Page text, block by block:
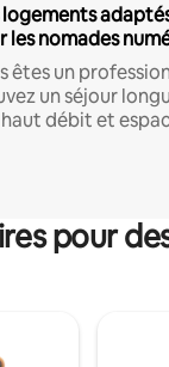
logements
les nomades
êtes un
un séjour
débit et
pour